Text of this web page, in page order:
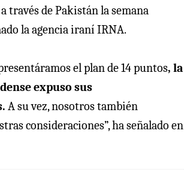
través de Pakistán la semana
la agencia iraní IRNA.
el plan de 14 puntos, la
expuso sus
A su vez, nosotros también
consideraciones”, ha señalado en